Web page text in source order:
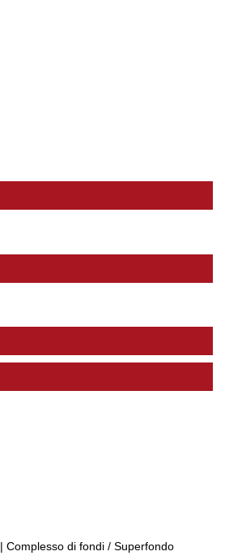
| Complesso di fondi / Superfondo